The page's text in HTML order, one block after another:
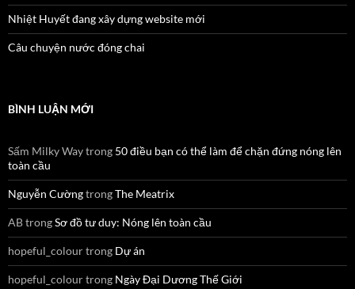
Nhiệt Huyết đang xây dựng website mới
Câu chuyện nước đóng chai
BÌNH LUẬN MỚI
Sấm Milky Waytrong 50 điều bạn có thể làm để chặn đứng nóng lên
toàn cầu
Nguyễn CườngtrongThe Meatrix
ABtrongSơ đồ tư duy: Nóng lên toàn cầu
hopeful_colourtrong Dự án
hopeful_colourtrong Ngày Đại Dương Thế Giới